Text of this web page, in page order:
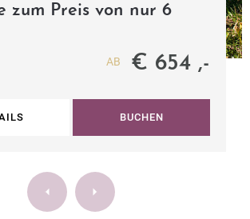
zum Preis von nur 6
AB € 654 ,-
BUCHEN